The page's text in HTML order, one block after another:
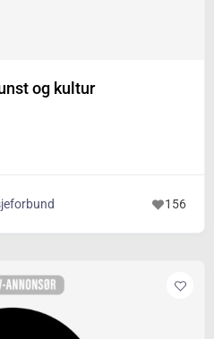
og kultur
156